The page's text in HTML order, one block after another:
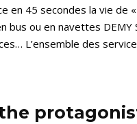
en 45 secondes la vie de
bus ou en navettes DEMY
L’ensemble des